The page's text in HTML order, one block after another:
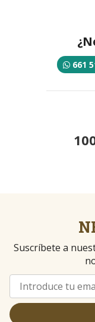
661
Suscríbete a